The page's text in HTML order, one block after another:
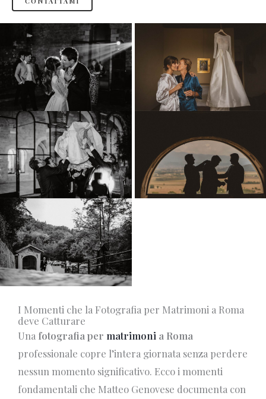
I Momenti che la Fotografia per Matrimoni a Roma
deve Catturare
Una fotografia per matrimoni a Roma
professionale copre l’intera giornata senza perdere
nessun momento significativo. Ecco i momenti
fondamentali che Matteo Genovese documenta con